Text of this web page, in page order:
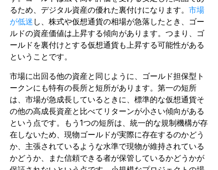
るため、デジタル資産の優れた裏付けになります。 市場
が低迷 し、株式や仮想通貨の相場が急落したとき、ゴー
ルドの資産価値は上昇する傾向があります。つまり、ゴ
ールドを裏付けとする仮想通貨も上昇する可能性がある
ということです。
市場に出回る他の資産と同じように、ゴールド担保型ト
ークンにも特有の長所と短所があります。第一の短所
は、市場が急成長しているときに、標準的な仮想通貨そ
の他の高成長資産と比べてリターンが小さい傾向がある
という点です。もう1つの短所は、統一的な規制機構が存
在しないため、現物ゴールドが実際に存在するのかどう
か、主張されているような水準で現物が維持されている
かどうか、また信頼できる者が保管しているかどうかが